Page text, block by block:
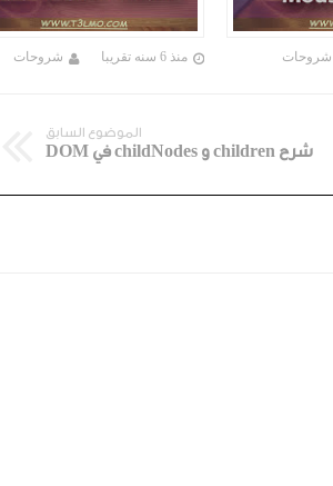
منذ 6 سنه تقريبا شروحات شروحات
الموضوع السابق
شرح children و childNodes في DOM